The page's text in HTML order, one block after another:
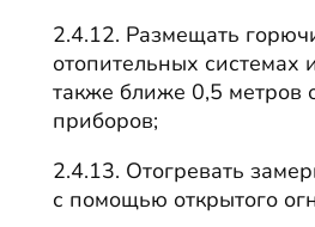
2.4.12. Размещать
отопительных системах
также ближе 0,5 метров
приборов;
2.4.13. Отогревать
с помощью открытого